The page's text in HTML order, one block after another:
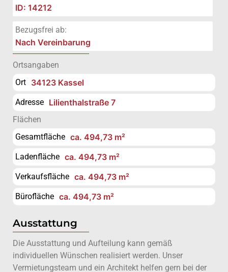
ID: 14212
Bezugsfrei ab:
Nach Vereinbarung
Ortsangaben
Ort 34123 Kassel
Adresse Lilienthalstraße 7
Flächen
Gesamtfläche ca. 494,73 m²
Ladenfläche ca. 494,73 m²
Verkaufsfläche ca. 494,73 m²
Bürofläche ca. 494,73 m²
Ausstattung
Die Ausstattung und Aufteilung kann gemäß
individuellen Wünschen realisiert werden. Unser
Vermietungsteam und ein Architekt helfen gern bei der